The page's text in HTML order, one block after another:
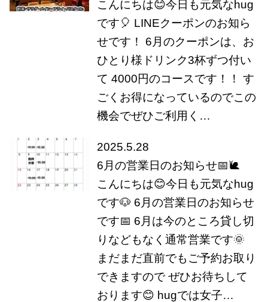
こんにちは😊今日も元気なhug
です🎈 LINEクーポンのお知ら
せです！ 6月のクーポンは、お
ひとり様ドリンク3杯ずつ付い
て 4000円のコースです！！ す
ごくお得になっているのでこの
機会でぜひご利用く…
2025.5.28
6月の営業日のお知らせ📅🐌
こんにちは😊今日も元気なhug
です🐶 6月の営業日のお知らせ
です📅 6月は今のところ貸し切
りなどもなく通常営業です🌞
まだまだ直前でもご予約お取り
できますので ぜひお待ちして
おります😊 hugでは女子…